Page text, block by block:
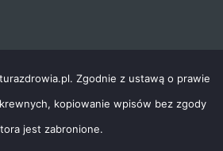
Zgodnie z ustawą o prawie
kopiowanie wpisów bez zgody
jest zabronione.